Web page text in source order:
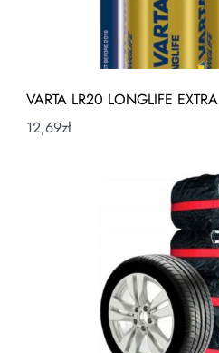
VARTA LR20 LONGLIFE EXTRA
12,69zł